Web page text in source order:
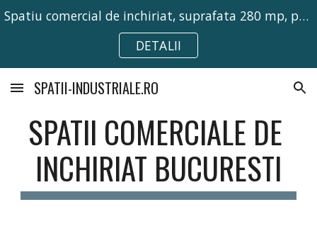
Skip to main content Skip to navigation
Spatiu comercial de inchiriat, suprafata 280 mp, pretabil pentru activitati comerciale, birouri sau depozitare.
DETALII
SPATII-INDUSTRIALE.RO
SPATII COMERCIALE DE
INCHIRIAT BUCURESTI